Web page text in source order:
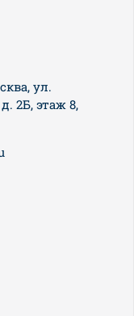
ул.
2Б, этаж 8,